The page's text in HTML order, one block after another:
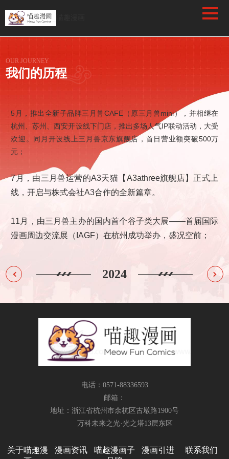
OUR JOURNEY
我们的历程
开
运
上
苏
额
5月，推出全新子品牌三月兽CAFE（原三月兽mini），并相继在
杭州、苏州、西安开设线下门店，推出多场人气IP联动活动，大受
欢迎。同月开设线上三月兽京东旗舰店，首日营业额突破500万
元；
7月，由三月兽运营的A3天猫【A3athree旗舰店】正式上
线，开启与株式会社A3合作的全新篇章。
11月，由三月兽主办的国内首个谷子类大展——首届国际
漫画周边交流展（IAGF）在杭州成功举办，盛况空前；
突破40家，成为IP衍生品类门店头部品牌。
2023 2024
电话：0571-88336593
邮箱：
地址：浙江省杭州市余杭区古墩路1900号
万科未来之光·光之塔13层东区
关于喵趣漫
漫画资讯
喵趣漫画子
漫画引进 联系我们